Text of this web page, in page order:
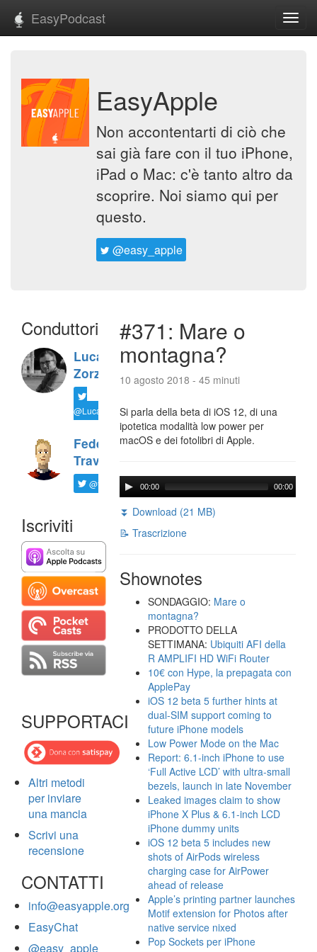
EasyPodcast
EasyApple
Non accontentarti di ciò che
sai già fare con il tuo iPhone,
iPad o Mac: c'è tanto altro da
scoprire. Noi siamo qui per
questo.
@easy_apple
Conduttori
Luca
Zorzi
@LucaTNT
Federico
Travaini
@ftrava
Iscriviti
SUPPORTACI
Altri metodi
per inviare
una mancia
Scrivi una
recensione
CONTATTI
info@easyapple.org
EasyChat
@easy_apple
#371: Mare o
montagna?
10 agosto 2018 - 45 minuti
Si parla della beta di iOS 12, di una
ipotetica modalità low power per
macOS e dei fotolibri di Apple.
00:00 00:00
⏬ Download (21 MB)
📝 Trascrizione
Shownotes
SONDAGGIO: Mare o
montagna?
PRODOTTO DELLA
SETTIMANA: Ubiquiti AFI della
R AMPLIFI HD WiFi Router
10€ con Hype, la prepagata con
ApplePay
iOS 12 beta 5 further hints at
dual-SIM support coming to
future iPhone models
Low Power Mode on the Mac
Report: 6.1-inch iPhone to use
‘Full Active LCD’ with ultra-small
bezels, launch in late November
Leaked images claim to show
iPhone X Plus & 6.1-inch LCD
iPhone dummy units
iOS 12 beta 5 includes new
shots of AirPods wireless
charging case for AirPower
ahead of release
Apple’s printing partner launches
Motif extension for Photos after
native service nixed
Pop Sockets per iPhone